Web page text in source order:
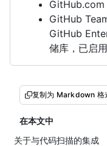
GitHub.com
GitHub
GitHub
储库，已启用
复制为 Markdown 格
在本文中
关于与代码扫描的集成